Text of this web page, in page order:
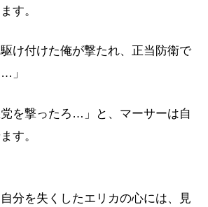
す。
駆け付けた俺が撃たれ、正当防衛で
」
を撃ったろ…」と、マーサーは自
す。
分を失くしたエリカの心には、見